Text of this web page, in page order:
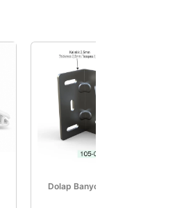
Dolap Banyo Askı Elemanı